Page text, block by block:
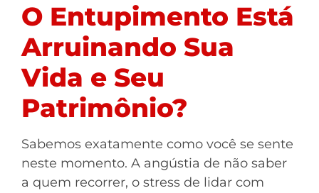
O Entupimento Está
Arruinando Sua
Vida e Seu
Patrimônio?
Sabemos exatamente como você se sente
neste momento. A angústia de não saber
a quem recorrer, o stress de lidar com